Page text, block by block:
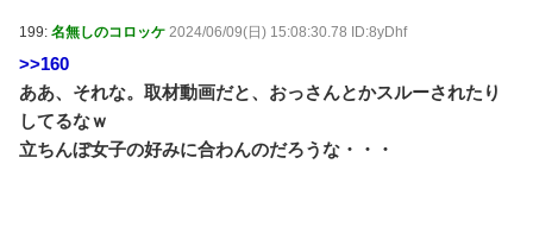
199: 名無しのコロッケ 2024/06/09(日) 15:08:30.78 ID:8yDhf
>>160
ああ、それな。取材動画だと、おっさんとかスルーされたり
してるなｗ
立ちんぼ女子の好みに合わんのだろうな・・・